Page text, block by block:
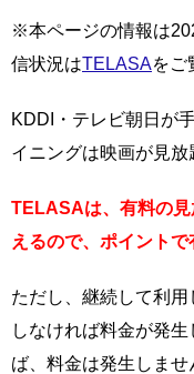
※本ページの情報は
信状況はTELASAをご
KDDI・テレビ朝日が
イニングは映画が見放
TELASAは、有料の見
えるので、ポイントで
ただし、継続して利
しなければ料金が発
ば、料金は発生しませ